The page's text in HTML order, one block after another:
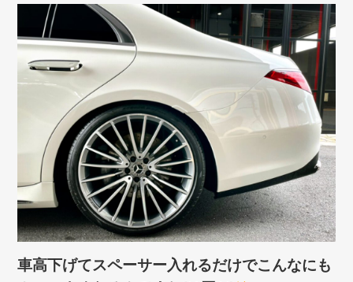
車高下げてスペーサー入れるだけでこんなにも